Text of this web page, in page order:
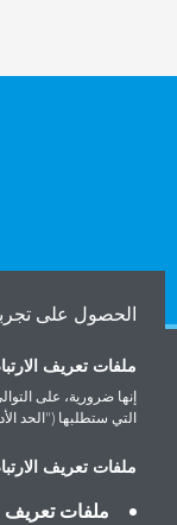
المنتجات
حلول
الحصول على
ملفات تعريف
إنها ضرورية، على
التي ستطلبها ("الحد
ملفات تعريف
ملفات تعريف